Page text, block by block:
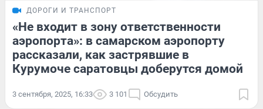
ДОРОГИ И ТРАНСПОРТ
«Не входит в зону ответственности
аэропорта»: в самарском аэропорту
рассказали, как застрявшие в
Курумоче саратовцы доберутся домой
3 сентября, 2025, 16:33 3 101 Обсудить